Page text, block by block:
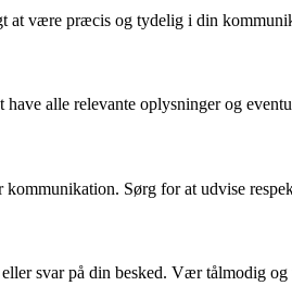
at være præcis og tydelig i din
alle relevante oplysninger og
Sørg for at udvise
svar på din besked. Vær tålmodig